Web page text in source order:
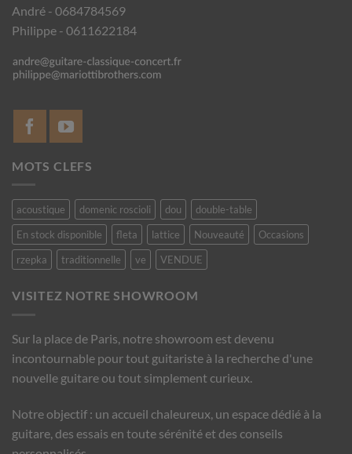
André - 0684784569
Philippe - 0611622184
MOTS CLEFS
acoustique domenic roscioli dou
double-table
En stock disponible
fleta lattice Nouveauté
Occasions
rzepka
traditionnelle ve VENDUE
VISITEZ NOTRE SHOWROOM
Sur la place de Paris, notre showroom est devenu
incontournable pour tout guitariste à la recherche d'une
nouvelle guitare ou tout simplement curieux.
Notre objectif : un accueil chaleureux, un espace dédié à la
guitare, des essais en toute sérénité et des conseils